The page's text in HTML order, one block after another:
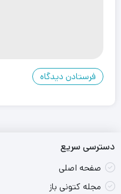
دسترسی سریع
صفحه اصلی
مجله کتونی باز